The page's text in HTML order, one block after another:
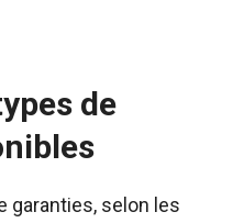
de
garanties, selon les